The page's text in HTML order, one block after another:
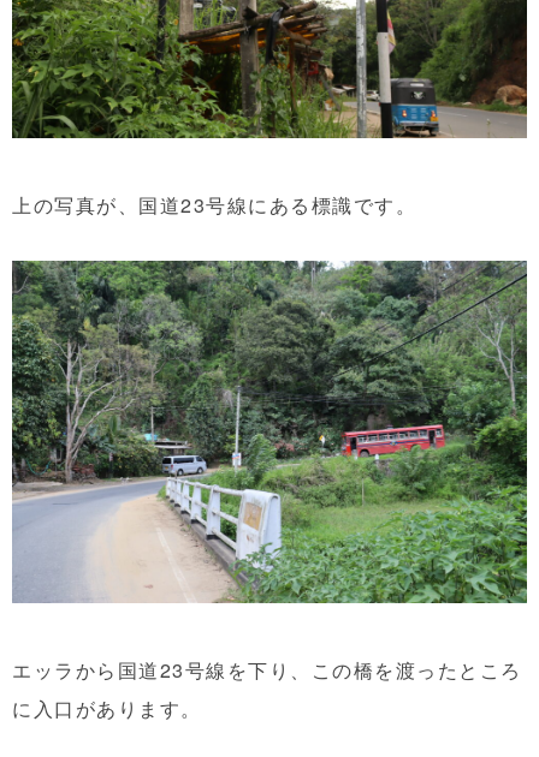
上の写真が、国道23号線にある標識です。
エッラから国道23号線を下り、この橋を渡ったところ
に入口があります。